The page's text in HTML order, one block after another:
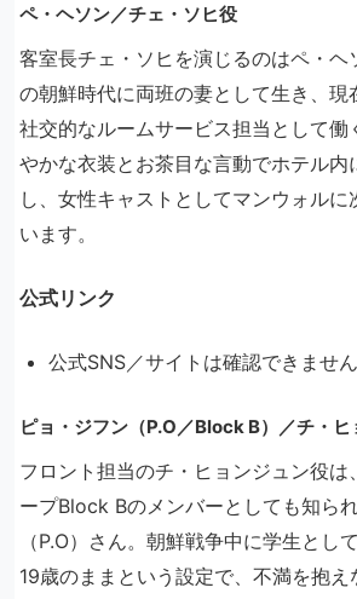
ペ・ヘソン／チェ・ソヒ役
客室長チェ・ソヒを演じるのはペ・
の朝鮮時代に両班の妻として生き、現
社交的なルームサービス担当として働
やかな衣装とお茶目な言動でホテル内
し、女性キャストとしてマンウォルに
います。
公式リンク
公式SNS／サイトは確認できませ
ピョ・ジフン（P.O／Block B）／チ・ヒ
フロント担当のチ・ヒョンジュン役は
ープBlock Bのメンバーとしても知ら
（P.O）さん。朝鮮戦争中に学生とし
19歳のままという設定で、不満を抱